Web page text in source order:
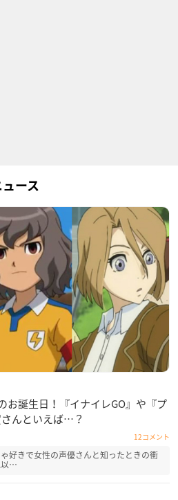
ース
お誕生日！『イナイレGO』や『プ
んといえば…？
12コメント
好きで女性の声優さんと知ったときの衝
以…